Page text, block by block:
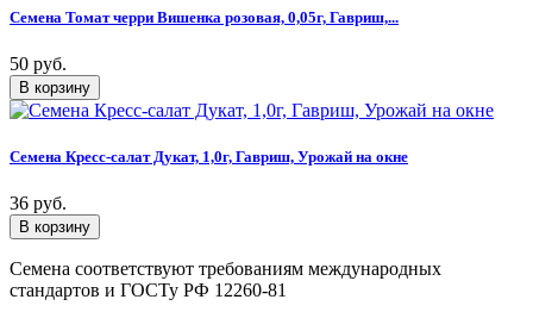
Семена Томат черри Вишенка розовая, 0,05г, Гавриш,...
50 руб.
Семена Кресс-салат Дукат, 1,0г, Гавриш, Урожай на окне
36 руб.
Семена соответствуют требованиям международных
стандартов и ГОСТу РФ 12260-81